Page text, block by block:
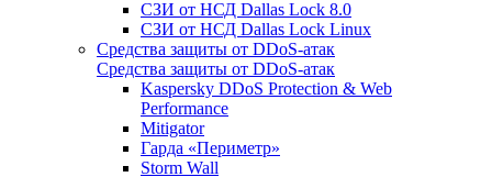
СЗИ от НСД Dallas Lock 8.0
СЗИ от НСД Dallas Lock Linux
Средства защиты от DDoS-атак
Средства защиты от DDoS-атак
Kaspersky DDoS Protection & Web
Performance
Mitigator
Гарда «Периметр»
Storm Wall